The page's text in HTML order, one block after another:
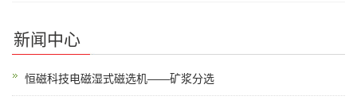
新闻中心
恒磁科技电磁湿式磁选机——矿浆分选